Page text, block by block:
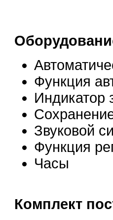
Функция
Индикатор
Звуковой
Функция
Часы
Комплект